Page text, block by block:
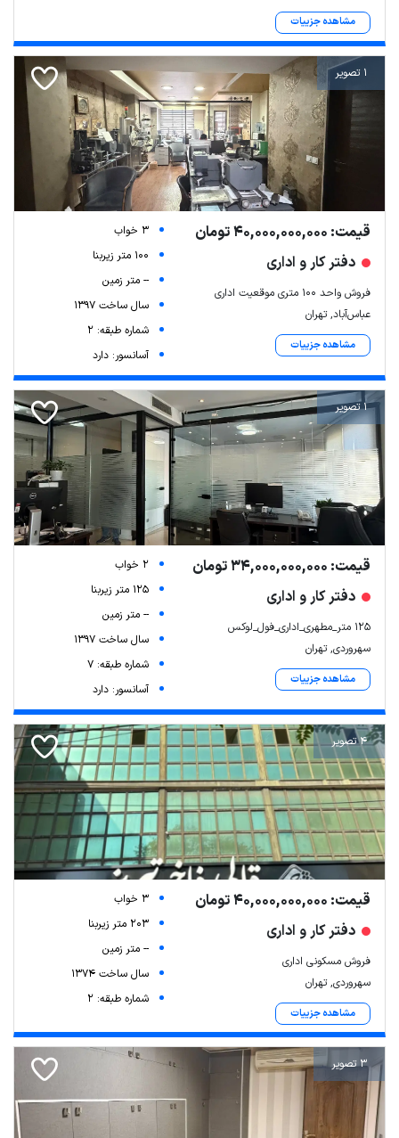
مشاهده جزییات
1 تصویر
قیمت: 40,000,000,000 تومان
دفتر کار و اداری
فروش واحد ۱۰۰ متری موقعیت اداری
عباس‌آباد, تهران
مشاهده جزییات
3 خواب
100 متر زیربنا
-- متر زمین
سال ساخت 1397
شماره طبقه: 2
آسانسور: دارد
1 تصویر
قیمت: 34,000,000,000 تومان
دفتر کار و اداری
۱۲۵ متر_مطهری_اداری_فول_لوکس
سهروردی, تهران
مشاهده جزییات
2 خواب
125 متر زیربنا
-- متر زمین
سال ساخت 1397
شماره طبقه: 7
آسانسور: دارد
4 تصویر
قیمت: 40,000,000,000 تومان
دفتر کار و اداری
فروش مسکونی اداری
سهروردی, تهران
مشاهده جزییات
3 خواب
203 متر زیربنا
-- متر زمین
سال ساخت 1374
شماره طبقه: 2
3 تصویر